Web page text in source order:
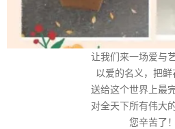
让我们来一场爱与
以爱的名义，把
送给这个世界上最
对全天下所有伟大
您辛苦了！